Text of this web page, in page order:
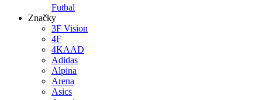
Futbal
Značky
3F Vision
4F
4KAAD
Adidas
Alpina
Arena
Asics